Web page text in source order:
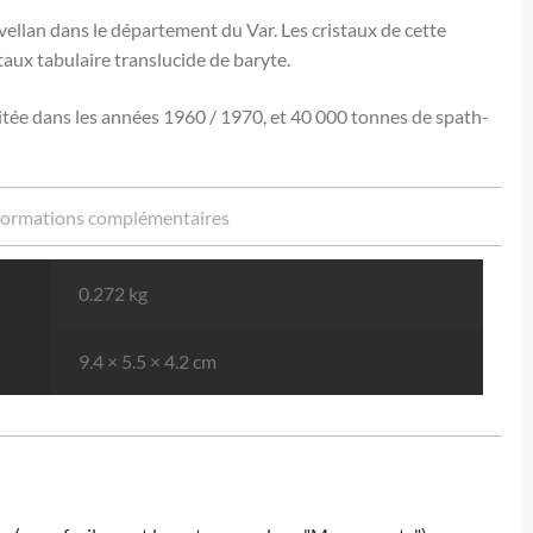
dans le département du Var. Les cristaux de cette
tabulaire translucide de baryte.
dans les années 1960 / 1970, et 40 000 tonnes de spath-
complémentaires
0.272 kg
9.4 × 5.5 × 4.2 cm